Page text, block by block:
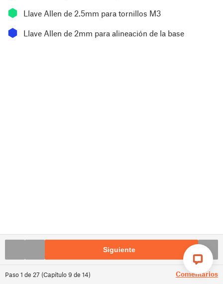
Paso1 de 27 (Capítulo9 de 14) Comentarios
⬢ Llave Allen de 2.5mm para tornillos M3
⬢ Llave Allen de 2mm para alineación de la base
Siguiente